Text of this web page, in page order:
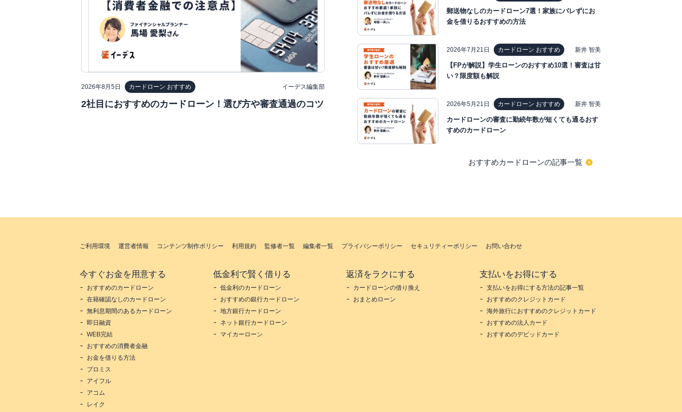
2026年8月5日 カードローン おすすめ イーデス編集部
2社目におすすめのカードローン！選び方や審査通過のコツ
郵送物なしのカードローン7選！家族にバレずにお
金を借りるおすすめの方法
2026年7月21日 カードローン おすすめ 新井 智美
【FPが解説】学生ローンのおすすめ10選！審査は甘
い？限度額も解説
2026年5月21日 カードローン おすすめ 新井 智美
カードローンの審査に勤続年数が短くても通るおす
すめのカードローン
おすすめカードローンの記事一覧
ご利用環境 運営者情報 コンテンツ制作ポリシー 利用規約 監修者一覧 編集者一覧 プライバシーポリシー セキュリティーポリシー お問い合わせ
今すぐお金を用意する
おすすめのカードローン
在籍確認なしのカードローン
無利息期間のあるカードローン
即日融資
WEB完結
おすすめの消費者金融
お金を借りる方法
プロミス
アイフル
アコム
レイク
低金利で賢く借りる
低金利のカードローン
おすすめの銀行カードローン
地方銀行カードローン
ネット銀行カードローン
マイカーローン
返済をラクにする
カードローンの借り換え
おまとめローン
支払いをお得にする
支払いをお得にする方法の記事一覧
おすすめのクレジットカード
海外旅行におすすめのクレジットカード
おすすめの法人カード
おすすめのデビッドカード